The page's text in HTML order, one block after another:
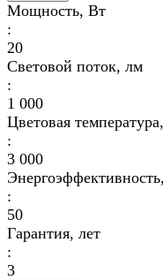
Мощность, Вт
:
20
Световой поток, лм
:
1 000
Цветовая
:
3 000
:
50
Гарантия, лет
:
3